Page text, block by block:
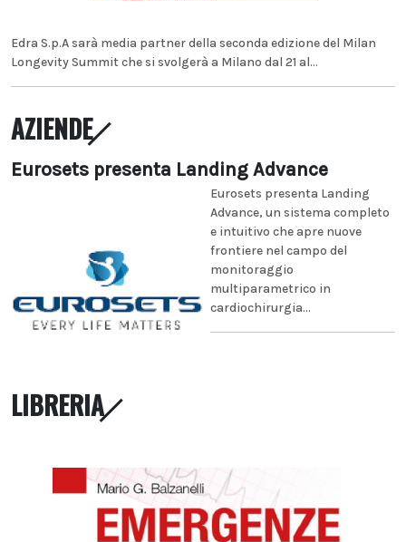
Edra S.p.A sarà media partner della seconda edizione del Milan
Longevity Summit che si svolgerà a Milano dal 21 al...
AZIENDE
Eurosets presenta Landing Advance
Eurosets presenta Landing
Advance, un sistema completo
e intuitivo che apre nuove
frontiere nel campo del
monitoraggio
multiparametrico in
cardiochirurgia...
LIBRERIA